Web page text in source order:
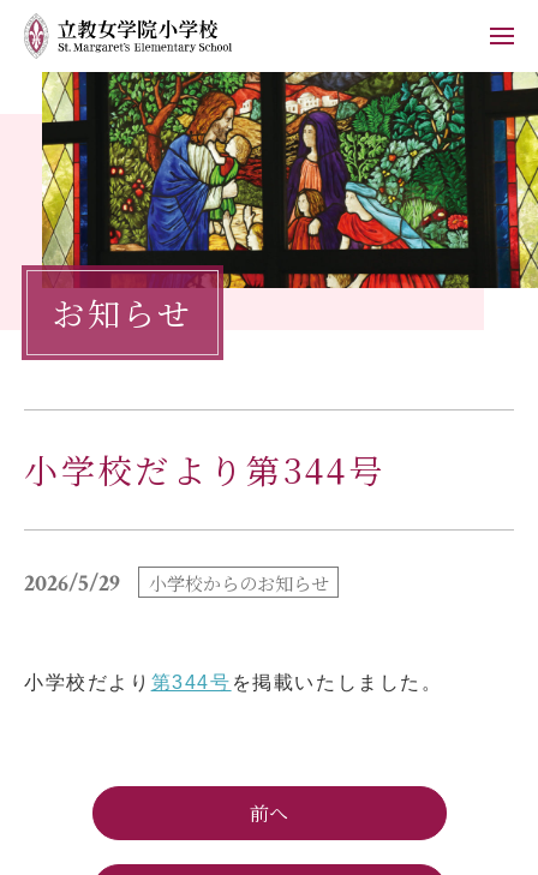
ホーム
学校紹介
小学校の教育
学校生活
小学校だより お父さんの会活動報告
採用情報 アクセス
お知らせ
小学校だより第344号
2026/5/29 小学校からのお知らせ
小学校だより 第344号 を掲載いたしました。
前へ